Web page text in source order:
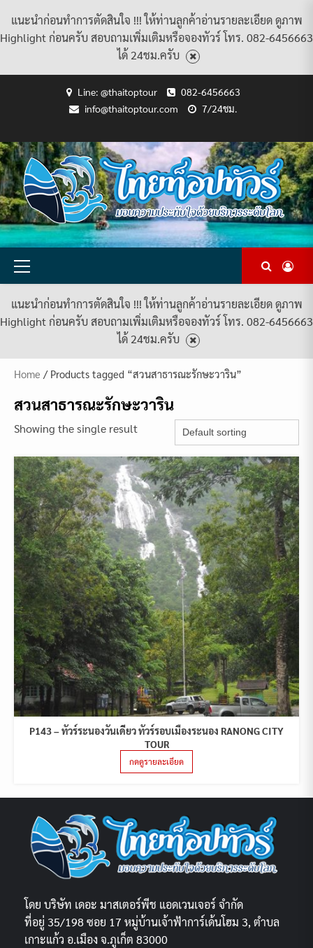
แนะนำก่อนทำการตัดสินใจ !!! ให้ท่านลูกค้าอ่านรายละเอียด ดูภาพ
Highlight ก่อนครับ สอบถามเพิ่มเติมหรือจองทัวร์ โทร. 082-6456663
ได้ 24ชม.ครับ
Line: @thaitoptour
082-6456663
info@thaitoptour.com
7/24ชม.
USACCOUNT
POLICY
AND
CONDITIONS
แพ็คเกจ
ทัวร์
ทั้งหมด
ต้อนรับ
สู่
ไทย
ท็อป
ทัวร์
กับ
เรา
ทัวร์
ทั้งหมด
Primary
แนะนำก่อนทำการตัดสินใจ !!! ให้ท่านลูกค้าอ่านรายละเอียด ดูภาพ
Highlight ก่อนครับ สอบถามเพิ่มเติมหรือจองทัวร์ โทร. 082-6456663
ได้ 24ชม.ครับ
Home / Products tagged “สวนสาธารณะรักษะวาริน”
สวนสาธารณะรักษะวาริน
Showing the single result
P143 – ทัวร์ระนองวันเดียว ทัวร์รอบเมืองระนอง RANONG CITY
TOUR
กดดูรายละเอียด
โดย บริษัท เดอะ มาสเตอร์พีช แอดเวนเจอร์ จำกัด
ที่อยู่ 35/198 ซอย 17 หมู่บ้านเจ้าฟ้าการ์เด้นโฮม 3, ตำบล
เกาะแก้ว อ.เมือง จ.ภูเก็ต 83000